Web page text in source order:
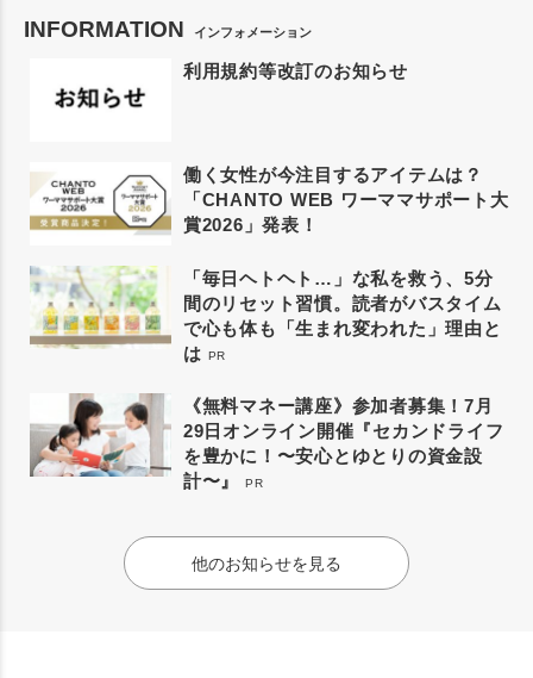
INFORMATION インフォメーション
利用規約等改訂のお知らせ
働く女性が今注目するアイテムは？
「CHANTO WEB ワーママサポート大
賞2026」発表！
「毎日ヘトヘト…」な私を救う、5分
間のリセット習慣。読者がバスタイム
で心も体も「生まれ変われた」理由と
は PR
《無料マネー講座》参加者募集！7月
29日オンライン開催『セカンドライフ
を豊かに！〜安心とゆとりの資金設
計〜』
PR
他のお知らせを見る